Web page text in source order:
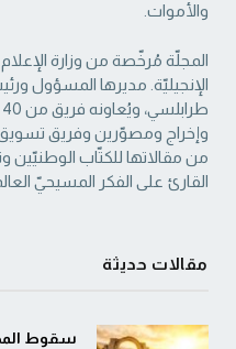
والأموات. ‏
المجلّة مُرخّصة من وزارة
الإنجيليّة. مديرها المسؤول
القارئ على الفكر المسيحيّ
مقالات حديثة
سقوط